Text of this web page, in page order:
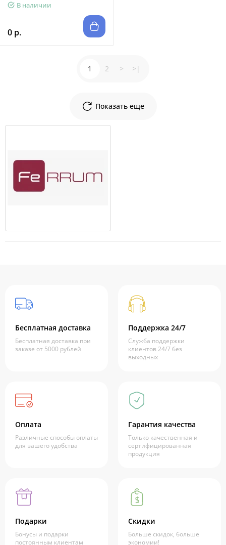
В наличии
0 р.
Показать еще
1 2 > >|
Бесплатная доставка
Бесплатная доставка при
заказе от 5000 рублей
Поддержка 24/7
Служба поддержки
клиентов 24/7 без
выходных
Оплата
Различные способы оплаты
для вашего удобства
Гарантия качества
Только качественная и
сертифицированная
продукция
Подарки
Бонусы и подарки
постоянным клиентам
Скидки
Больше скидок, больше
экономии!